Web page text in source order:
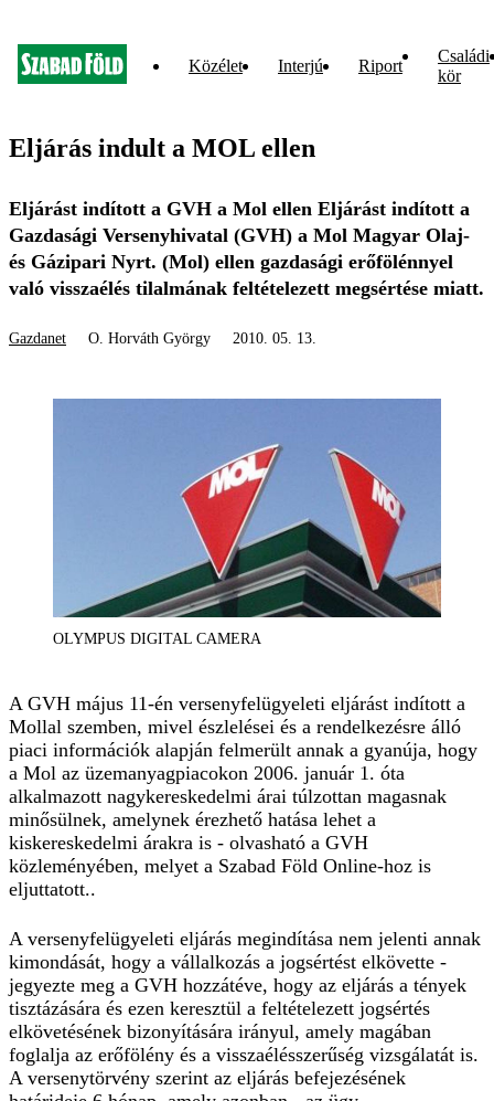
Közélet Interjú Riport
Családi
kör
Eljárás indult a MOL ellen
Eljárást indított a GVH a Mol ellen Eljárást indított a
Gazdasági Versenyhivatal (GVH) a Mol Magyar Olaj-
és Gázipari Nyrt. (Mol) ellen gazdasági erőfölénnyel
való visszaélés tilalmának feltételezett megsértése miatt.
Gazdanet O. Horváth György 2010. 05. 13.
OLYMPUS DIGITAL CAMERA
A GVH május 11-én versenyfelügyeleti eljárást indított a
Mollal szemben, mivel észlelései és a rendelkezésre álló
piaci információk alapján felmerült annak a gyanúja, hogy
a Mol az üzemanyagpiacokon 2006. január 1. óta
alkalmazott nagykereskedelmi árai túlzottan magasnak
minősülnek, amelynek érezhető hatása lehet a
kiskereskedelmi árakra is - olvasható a GVH
közleményében, melyet a Szabad Föld Online-hoz is
eljuttatott..
A versenyfelügyeleti eljárás megindítása nem jelenti annak
kimondását, hogy a vállalkozás a jogsértést elkövette -
jegyezte meg a GVH hozzátéve, hogy az eljárás a tények
tisztázására és ezen keresztül a feltételezett jogsértés
elkövetésének bizonyítására irányul, amely magában
foglalja az erőfölény és a visszaélésszerűség vizsgálatát is.
A versenytörvény szerint az eljárás befejezésének